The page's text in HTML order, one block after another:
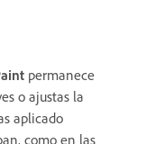
permanece
o ajustas la
aplicado
como en las